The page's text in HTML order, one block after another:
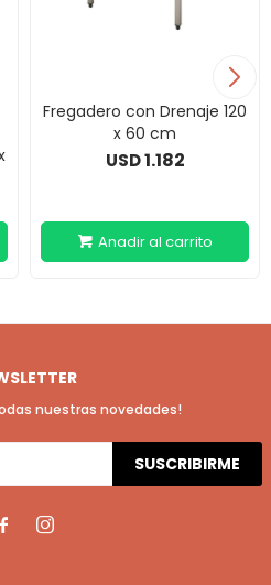
Fregadero con Drenaje 120
x 60 cm
USD1.182
nuestras novedades!
SUSCRIBIRME
 